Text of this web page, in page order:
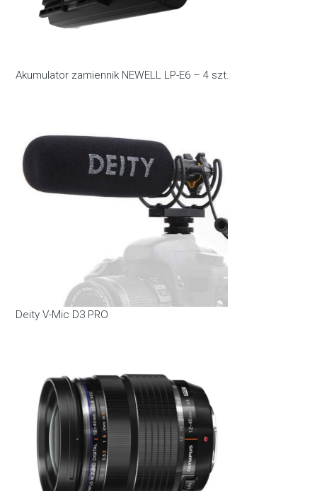
Akumulator zamiennik NEWELL LP-E6 – 4 szt.
Deity V-Mic D3 PRO